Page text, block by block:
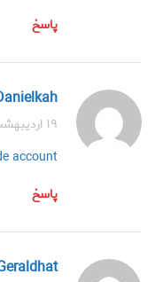
پاسخ
Danielkah
۱۹ اردیبهشت ۱۴۰۴ در ۱۲:۰۹ ق.ظ
account
پاسخ
Geraldhat